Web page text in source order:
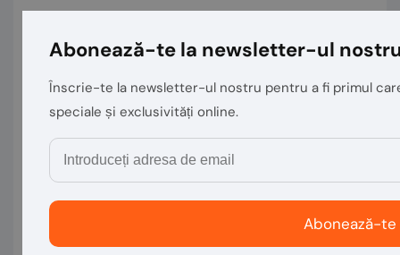
Abonează-te la newsletter-ul
Înscrie-te la newsletter-ul nostru pentru a fi primul
speciale și exclusivități online.
Abonează-te